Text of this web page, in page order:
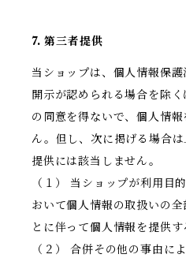
7. 第三者提供
当ショップは、個人情報保
開示が認められる場合を除
の同意を得ないで、個人情
ん。但し、次に掲げる場合
提供には該当しません。
（１） 当ショップが利用目
おいて個人情報の取扱いの
とに伴って個人情報を提供
（２） 合併その他の事由に